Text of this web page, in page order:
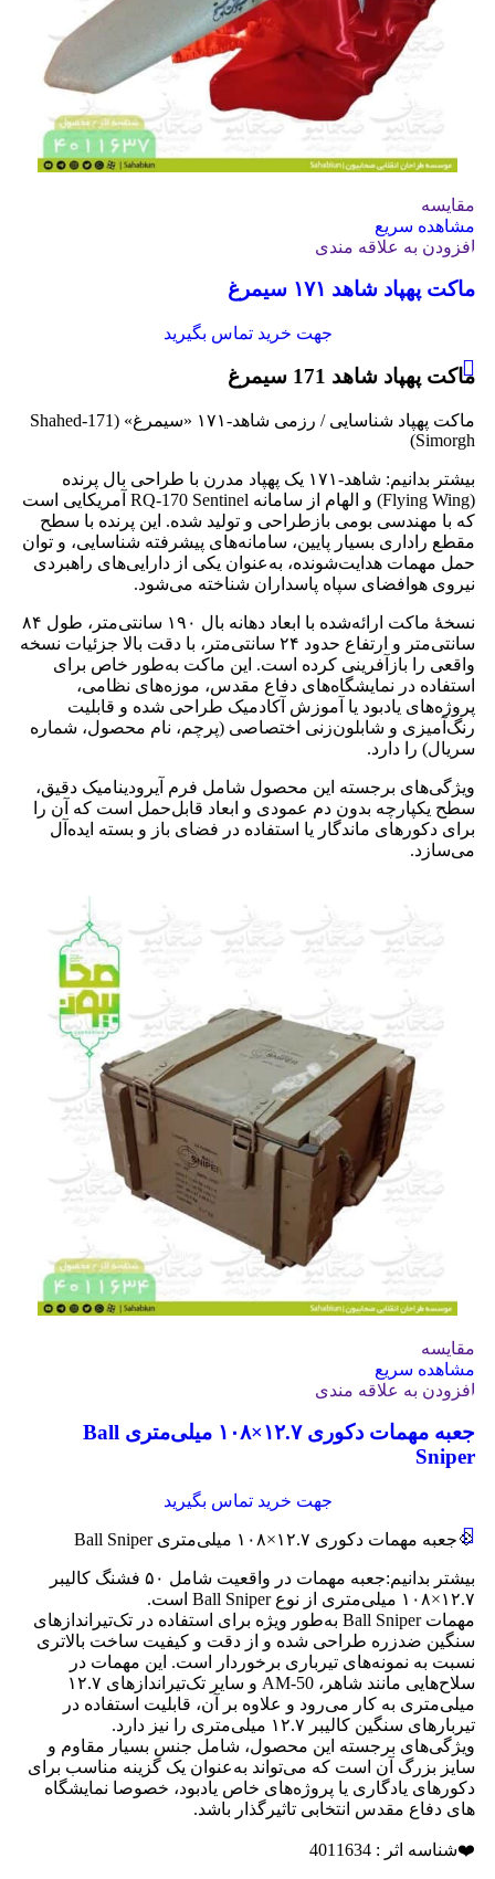
مقایسه
مشاهده سریع
افزودن به علاقه مندی
ماکت پهپاد شاهد ۱۷۱ سیمرغ
جهت خرید تماس بگیرید
ماکت پهپاد شاهد 171 سیمرغ
ماکت پهپاد شناسایی / رزمی شاهد‑۱۷۱ «سیمرغ» (Shahed‑171
Simorgh)
بیشتر بدانیم: شاهد‑۱۷۱ یک پهپاد مدرن با طراحی بال پرنده
(Flying Wing) و الهام از سامانه RQ‑170 Sentinel آمریکایی است
که با مهندسی بومی بازطراحی و تولید شده. این پرنده با سطح
مقطع راداری بسیار پایین، سامانه‌های پیشرفته شناسایی، و توان
حمل مهمات هدایت‌شونده، به‌عنوان یکی از دارایی‌های راهبردی
نیروی هوافضای سپاه پاسداران شناخته می‌شود.
نسخهٔ ماکت ارائه‌شده با ابعاد دهانه بال ۱۹۰ سانتی‌متر، طول ۸۴
سانتی‌متر و ارتفاع حدود ۲۴ سانتی‌متر، با دقت بالا جزئیات نسخه
واقعی را بازآفرینی کرده است. این ماکت به‌طور خاص برای
استفاده در نمایشگاه‌های دفاع مقدس، موزه‌های نظامی،
پروژه‌های یادبود یا آموزش آکادمیک طراحی شده و قابلیت
رنگ‌آمیزی و شابلون‌زنی اختصاصی (پرچم، نام محصول، شماره
سریال) را دارد.
ویژگی‌های برجسته این محصول شامل فرم آیرودینامیک دقیق،
سطح یکپارچه بدون دم عمودی و ابعاد قابل‌حمل است که آن را
برای دکورهای ماندگار یا استفاده در فضای باز و بسته ایده‌آل
می‌سازد.
مقایسه
مشاهده سریع
افزودن به علاقه مندی
جعبه مهمات دکوری ۱۲.۷×۱۰۸ میلی‌متری Ball
Sniper
جهت خرید تماس بگیرید
💠جعبه مهمات دکوری ۱۲.۷×۱۰۸ میلی‌متری Ball Sniper
بیشتر بدانیم:جعبه مهمات در واقعیت شامل ۵۰ فشنگ کالیبر
۱۲.۷×۱۰۸ میلی‌متری از نوع Ball Sniper است.
مهمات Ball Sniper به‌طور ویژه برای استفاده در تک‌تیراندازهای
سنگین ضدزره طراحی شده و از دقت و کیفیت ساخت بالاتری
نسبت به نمونه‌های تیرباری برخوردار است. این مهمات در
سلاح‌هایی مانند شاهر، AM-50 و سایر تک‌تیراندازهای ۱۲.۷
میلی‌متری به کار می‌رود و علاوه بر آن، قابلیت استفاده در
تیربارهای سنگین کالیبر ۱۲.۷ میلی‌متری را نیز دارد.
ویژگی‌های برجسته این محصول، شامل جنس بسیار مقاوم و
سایز بزرگ آن است که می‌تواند به‌عنوان یک گزینه مناسب برای
دکورهای یادگاری یا پروژه‌های خاص یادبود، خصوصا نمایشگاه
های دفاع مقدس انتخابی تاثیرگذار باشد.
❤️شناسه اثر : 4011634